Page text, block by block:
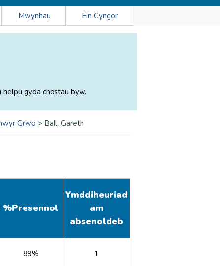
Mwynhau Ein Cyngor
gyda chostau byw.
Grwp > Ball, Gareth
%Presennol
Ymddiheuriad
am
absenoldeb
89% 1